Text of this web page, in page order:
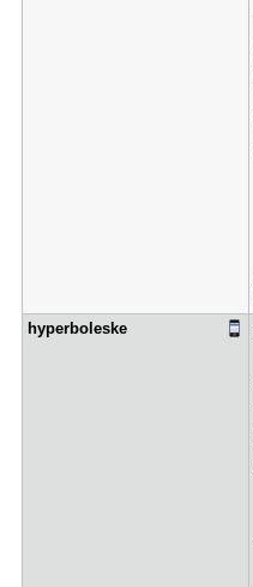
hyperboles​ke